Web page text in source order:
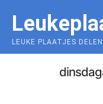
content
LEUKE PLAATJES